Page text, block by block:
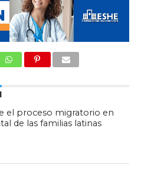
el proceso migratorio en
de las familias latinas